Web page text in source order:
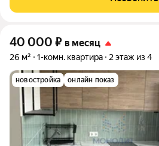
40 000 ₽ в месяц
26 м² 1-комн. квартира 2 этаж из 4
новостройка онлайн показ